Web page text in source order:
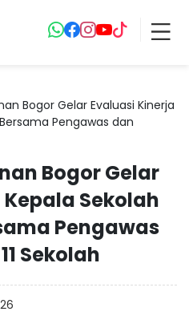
Bogor Gelar Evaluasi Kinerja
Pengawas dan
Bogor Gelar
Sekolah
Pengawas
Sekolah